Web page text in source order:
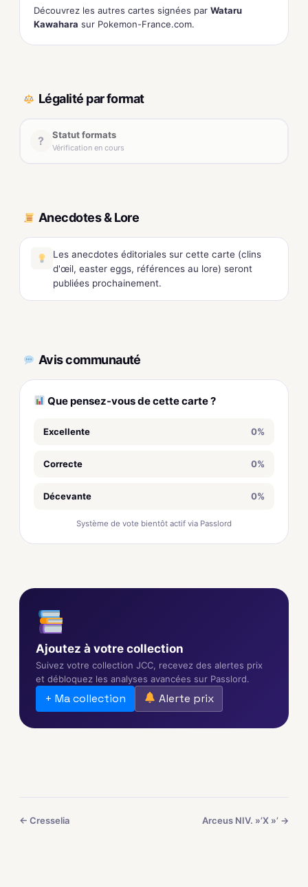
Découvrez les autres cartes signées par Wataru
Kawahara sur Pokemon-France.com.
Légalité par format
? Statut formats
Vérification en cours
Anecdotes & Lore
Les anecdotes éditoriales sur cette carte (clins
d'œil, easter eggs, références au lore) seront
publiées prochainement.
Avis communauté
Que pensez-vous de cette carte ?
Excellente 0%
Correcte 0%
Décevante 0%
Système de vote bientôt actif via Passlord
Ajoutez à votre collection
Suivez votre collection JCC, recevez des alertes prix
et débloquez les analyses avancées sur Passlord.
+ Ma collection Alerte prix
← Cresselia Arceus NIV. »’X »’ →